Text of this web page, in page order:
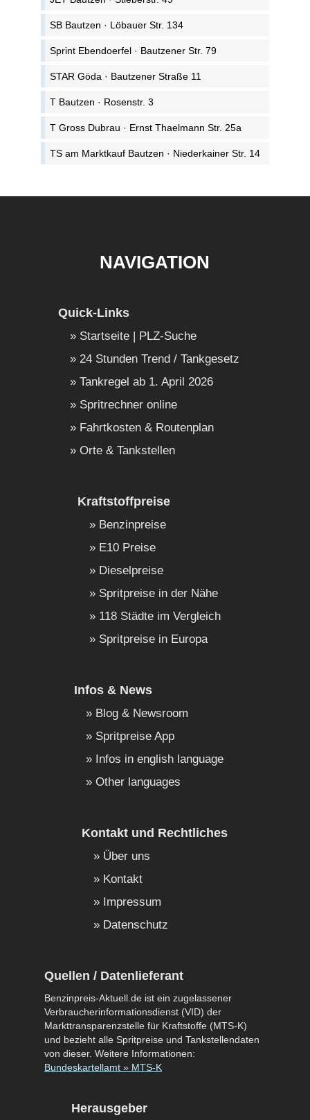
SB Bautzen · Löbauer Str. 134
Sprint Ebendoerfel · Bautzener Str. 79
STAR Göda · Bautzener Straße 11
T Bautzen · Rosenstr. 3
T Gross Dubrau · Ernst Thaelmann Str. 25a
TS am Marktkauf Bautzen · Niederkainer Str. 14
NAVIGATION
Quick-Links
Startseite | PLZ-Suche
24 Stunden Trend / Tankgesetz
Tankregel ab 1. April 2026
Spritrechner online
Fahrtkosten & Routenplan
Orte & Tankstellen
Kraftstoffpreise
Benzinpreise
E10 Preise
Dieselpreise
Spritpreise in der Nähe
118 Städte im Vergleich
Spritpreise in Europa
Infos & News
Blog & Newsroom
Spritpreise App
Infos in english language
Other languages
Kontakt und Rechtliches
Über uns
Kontakt
Impressum
Datenschutz
Quellen / Datenlieferant
Benzinpreis-Aktuell.de ist ein zugelassener
Verbraucherinformationsdienst (VID) der
Markttransparenzstelle für Kraftstoffe (MTS-K)
und bezieht alle Spritpreise und Tankstellendaten
von dieser. Weitere Informationen:
Bundeskartellamt » MTS-K
Herausgeber